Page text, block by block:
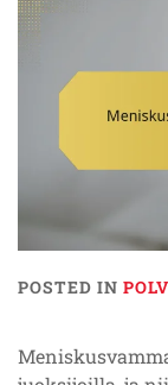
POSTED IN